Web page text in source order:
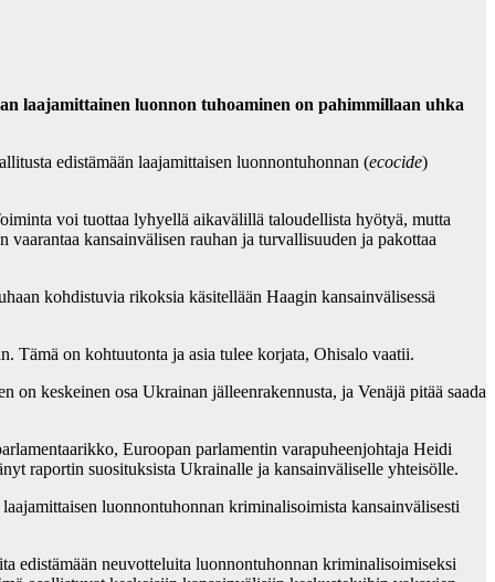
laajamittainen luonnon tuhoaminen on pahimmillaan uhka
edistämään laajamittaisen luonnontuhonnan (ecocide)
voi tuottaa lyhyellä aikavälillä taloudellista hyötyä, mutta
kansainvälisen rauhan ja turvallisuuden ja pakottaa
kohdistuvia rikoksia käsitellään Haagin kansainvälisessä
Tämä on kohtuutonta ja asia tulee korjata, Ohisalo vaatii.
on keskeinen osa Ukrainan jälleenrakennusta, ja Venäjä pitää saada
Euroopan parlamentin varapuheenjohtaja Heidi
raportin suosituksista Ukrainalle ja kansainväliselle yhteisölle.
luonnontuhonnan kriminalisoimista kansainvälisesti
edistämään neuvotteluita luonnontuhonnan kriminalisoimiseksi